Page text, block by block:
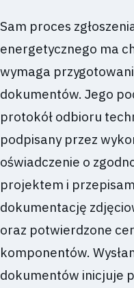
Sam proces
energetycznego ma
wymaga
dokumentów. Jego
protokół odbioru
podpisany przez
oświadczenie o
projektem i
dokumentację
oraz potwierdzone
komponentów.
dokumentów inicjuje